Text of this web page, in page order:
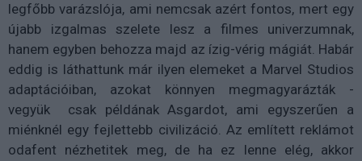
legfőbb varázslója, ami nemcsak azért fontos, mert egy
újabb izgalmas szelete lesz a filmes univerzumnak,
hanem egyben behozza majd az ízig-vérig mágiát. Habár
eddig is láthattunk már ilyen elemeket a Marvel Studios
adaptációiban, azokat könnyen megmagyarázták -
vegyük csak példának Asgardot, ami egyszerűen a
miénknél egy fejlettebb civilizáció. Az említett reklámot
odafent nézhetitek meg, de ha ez lenne elég, akkor